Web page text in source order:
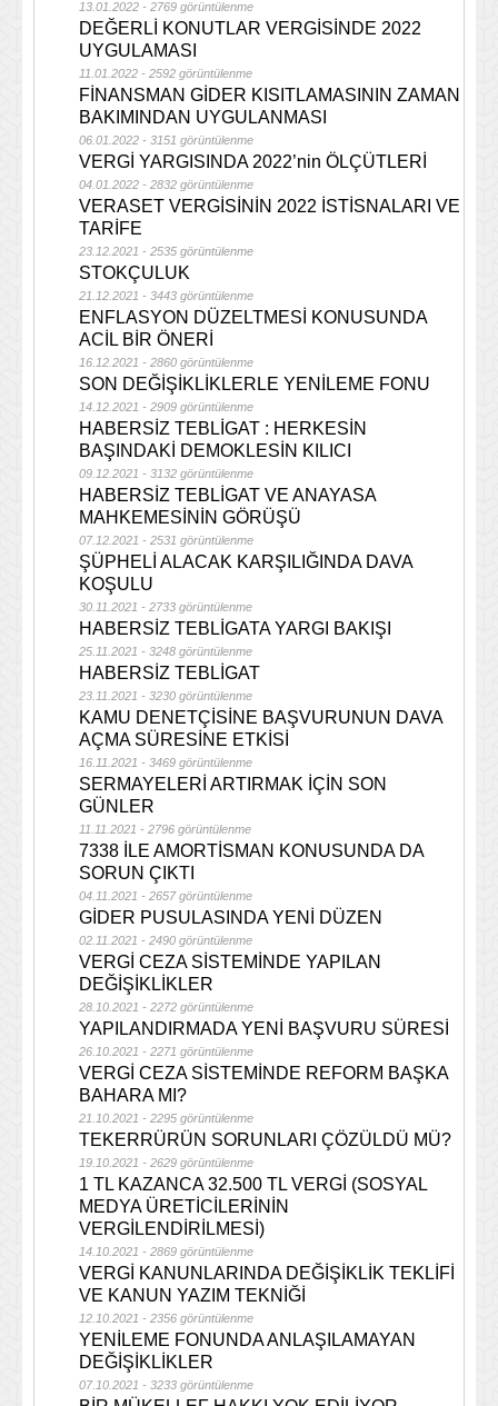
13.01.2022 - 2769 görüntülenme
DEĞERLİ KONUTLAR VERGİSİNDE 2022
UYGULAMASI
11.01.2022 - 2592 görüntülenme
FİNANSMAN GİDER KISITLAMASININ ZAMAN
BAKIMINDAN UYGULANMASI
06.01.2022 - 3151 görüntülenme
VERGİ YARGISINDA 2022’nin ÖLÇÜTLERİ
04.01.2022 - 2832 görüntülenme
VERASET VERGİSİNİN 2022 İSTİSNALARI VE
TARİFE
23.12.2021 - 2535 görüntülenme
STOKÇULUK
21.12.2021 - 3443 görüntülenme
ENFLASYON DÜZELTMESİ KONUSUNDA
ACİL BİR ÖNERİ
16.12.2021 - 2860 görüntülenme
SON DEĞİŞİKLİKLERLE YENİLEME FONU
14.12.2021 - 2909 görüntülenme
HABERSİZ TEBLİGAT : HERKESİN
BAŞINDAKİ DEMOKLESİN KILICI
09.12.2021 - 3132 görüntülenme
HABERSİZ TEBLİGAT VE ANAYASA
MAHKEMESİNİN GÖRÜŞÜ
07.12.2021 - 2531 görüntülenme
ŞÜPHELİ ALACAK KARŞILIĞINDA DAVA
KOŞULU
30.11.2021 - 2733 görüntülenme
HABERSİZ TEBLİGATA YARGI BAKIŞI
25.11.2021 - 3248 görüntülenme
HABERSİZ TEBLİGAT
23.11.2021 - 3230 görüntülenme
KAMU DENETÇİSİNE BAŞVURUNUN DAVA
AÇMA SÜRESİNE ETKİSİ
16.11.2021 - 3469 görüntülenme
SERMAYELERİ ARTIRMAK İÇİN SON
GÜNLER
11.11.2021 - 2796 görüntülenme
7338 İLE AMORTİSMAN KONUSUNDA DA
SORUN ÇIKTI
04.11.2021 - 2657 görüntülenme
GİDER PUSULASINDA YENİ DÜZEN
02.11.2021 - 2490 görüntülenme
VERGİ CEZA SİSTEMİNDE YAPILAN
DEĞİŞİKLİKLER
28.10.2021 - 2272 görüntülenme
YAPILANDIRMADA YENİ BAŞVURU SÜRESİ
26.10.2021 - 2271 görüntülenme
VERGİ CEZA SİSTEMİNDE REFORM BAŞKA
BAHARA MI?
21.10.2021 - 2295 görüntülenme
TEKERRÜRÜN SORUNLARI ÇÖZÜLDÜ MÜ?
19.10.2021 - 2629 görüntülenme
1 TL KAZANCA 32.500 TL VERGİ (SOSYAL
MEDYA ÜRETİCİLERİNİN
VERGİLENDİRİLMESİ)
14.10.2021 - 2869 görüntülenme
VERGİ KANUNLARINDA DEĞİŞİKLİK TEKLİFİ
VE KANUN YAZIM TEKNİĞİ
12.10.2021 - 2356 görüntülenme
YENİLEME FONUNDA ANLAŞILAMAYAN
DEĞİŞİKLİKLER
07.10.2021 - 3233 görüntülenme